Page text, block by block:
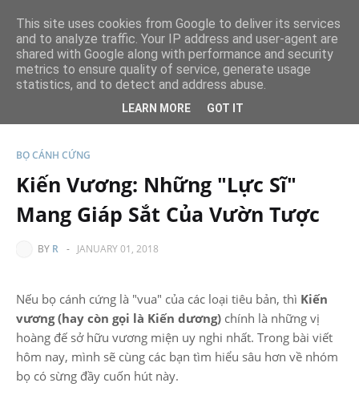
Nấu Ăn Dễ
BỌ CÁNH CỨNG
Kiến Vương: Những "Lực Sĩ"
Mang Giáp Sắt Của Vườn Tược
BY R - JANUARY 01, 2018
Nếu bọ cánh cứng là "vua" của các loại tiêu bản, thì Kiến
vương (hay còn gọi là Kiến dương) chính là những vị
hoàng đế sở hữu vương miện uy nghi nhất. Trong bài viết
hôm nay, mình sẽ cùng các bạn tìm hiểu sâu hơn về nhóm
bọ có sừng đầy cuốn hút này.
This site uses cookies from Google to deliver its services
and to analyze traffic. Your IP address and user-agent are
shared with Google along with performance and security
metrics to ensure quality of service, generate usage
statistics, and to detect and address abuse.
LEARN MORE GOT IT